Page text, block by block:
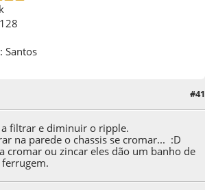
Santos
#41
filtrar e diminuir o ripple.
na parede o chassis se cromar... :D
cromar ou zincar eles dão um banho de